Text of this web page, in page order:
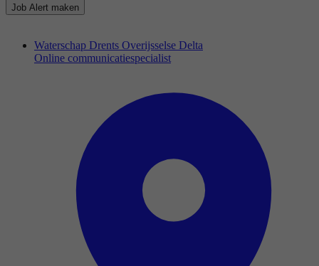
Job Alert maken
Waterschap Drents Overijsselse Delta
Online communicatiespecialist